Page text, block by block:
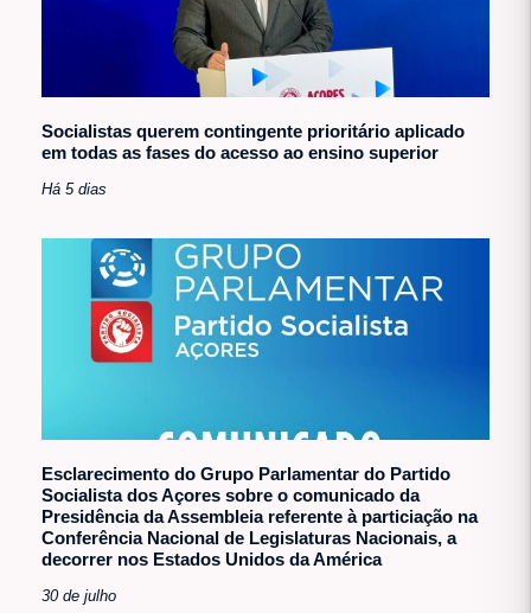
Socialistas querem contingente prioritário aplicado
em todas as fases do acesso ao ensino superior
Há 5 dias
Esclarecimento do Grupo Parlamentar do Partido
Socialista dos Açores sobre o comunicado da
Presidência da Assembleia referente à particiação na
Conferência Nacional de Legislaturas Nacionais, a
decorrer nos Estados Unidos da América
30 de julho